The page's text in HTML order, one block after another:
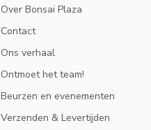
Over Bonsai Plaza
Contact
Ons verhaal
Ontmoet het team!
Beurzen en evenementen
Verzenden & Levertijden